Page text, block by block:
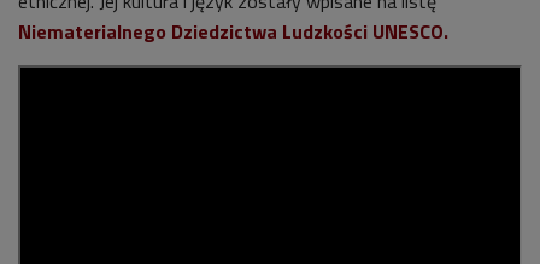
Niematerialnego Dziedzictwa Ludzkości UNESCO.